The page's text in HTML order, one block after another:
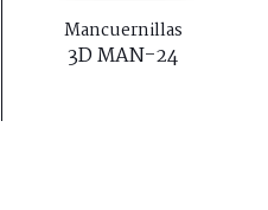
Mancuernillas
3D MAN-24